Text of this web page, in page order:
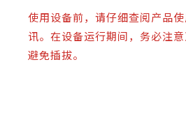
使用设备前，请仔细查阅产品
讯。在设备运行期间，务必注
避免插拔。